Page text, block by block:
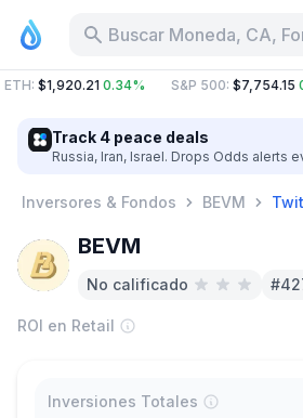
Buscar Moneda, CA,
ETH: $1,920.21 0.34% S&P 500: $7,754.15
Track 4 peace deals
Russia, Iran, Israel. Drops Odds alerts
Inversores & Fondos BEVM
BEVM
No calificado
ROI en Retail
Inversiones Totales